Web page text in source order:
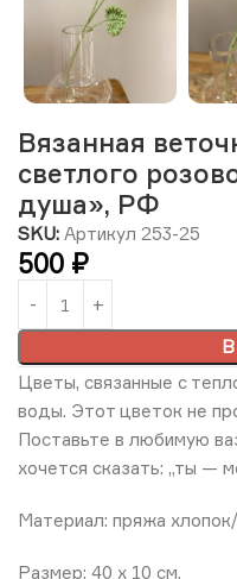
Вязанная
светлого
душа», РФ
SKU: Артикул 253-25
500 ₽
Цветы, связанные с
воды. Этот цветок не
Поставьте в любимую
хочется сказать: „ты —
Материал: пряжа
Размер: 40 х 10 см.